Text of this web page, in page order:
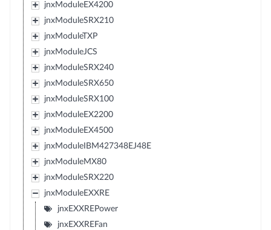
jnxModuleEX4200
jnxModuleSRX210
jnxModuleTXP
jnxModuleJCS
jnxModuleSRX240
jnxModuleSRX650
jnxModuleSRX100
jnxModuleEX2200
jnxModuleEX4500
jnxModuleIBM427348EJ48E
jnxModuleMX80
jnxModuleSRX220
jnxModuleEXXRE
jnxEXXREPower
jnxEXXREFan